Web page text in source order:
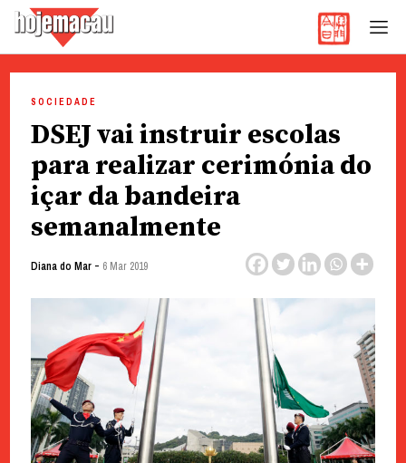
content
SOCIEDADE
DSEJ vai instruir escolas
para realizar cerimónia do
içar da bandeira
semanalmente
Diana do Mar- 6 Mar 2019